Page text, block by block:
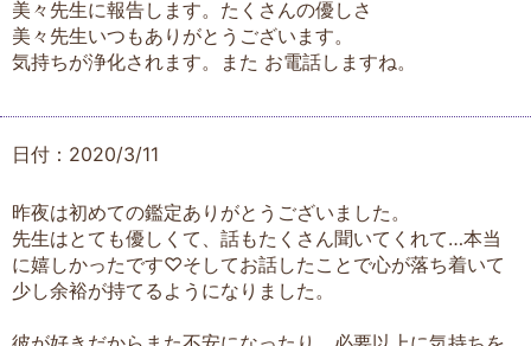
美々先生に報告します。たくさんの優しさ
美々先生いつもありがとうございます。
気持ちが浄化されます。また お電話しますね。
日付：2020/3/11
昨夜は初めての鑑定ありがとうございました。
先生はとても優しくて、話もたくさん聞いてくれて…本当
に嬉しかったです♡そしてお話したことで心が落ち着いて
少し余裕が持てるようになりました。